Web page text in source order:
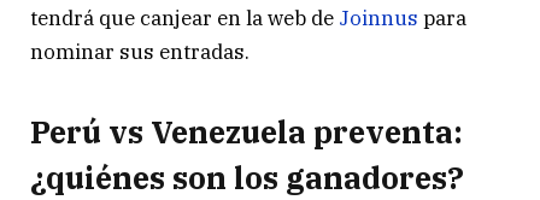
tendrá que canjear en la web de Joinnus para
nominar sus entradas.
Perú vs Venezuela preventa:
¿quiénes son los ganadores?